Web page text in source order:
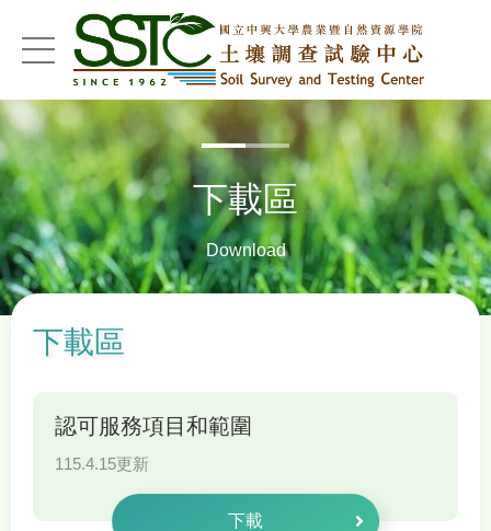
menu
下載區
Download
下載區
認可服務項目和範圍
115.4.15更新
下載